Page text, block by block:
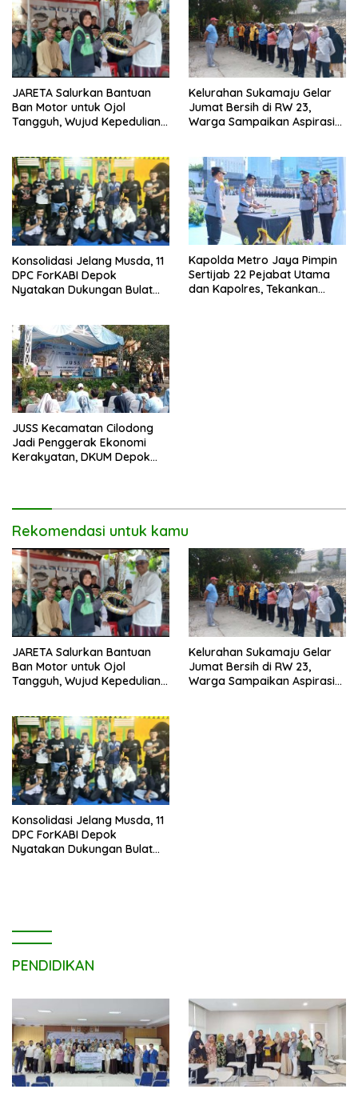
JARETA Salurkan Bantuan
Ban Motor untuk Ojol
Tangguh, Wujud Kepedulian
Kelurahan Sukamaju Gelar
Jumat Bersih di RW 23,
Warga Sampaikan Aspirasi
Konsolidasi Jelang Musda, 11
DPC ForKABI Depok
Nyatakan Dukungan Bulat
Kapolda Metro Jaya Pimpin
Sertijab 22 Pejabat Utama
dan Kapolres, Tekankan
JUSS Kecamatan Cilodong
Jadi Penggerak Ekonomi
Kerakyatan, DKUM Depok
Rekomendasi untuk kamu
JARETA Salurkan Bantuan
Ban Motor untuk Ojol
Tangguh, Wujud Kepedulian
Kelurahan Sukamaju Gelar
Jumat Bersih di RW 23,
Warga Sampaikan Aspirasi
Konsolidasi Jelang Musda, 11
DPC ForKABI Depok
Nyatakan Dukungan Bulat
PENDIDIKAN